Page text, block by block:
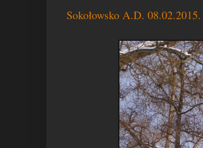
Sokołowsko A.D.